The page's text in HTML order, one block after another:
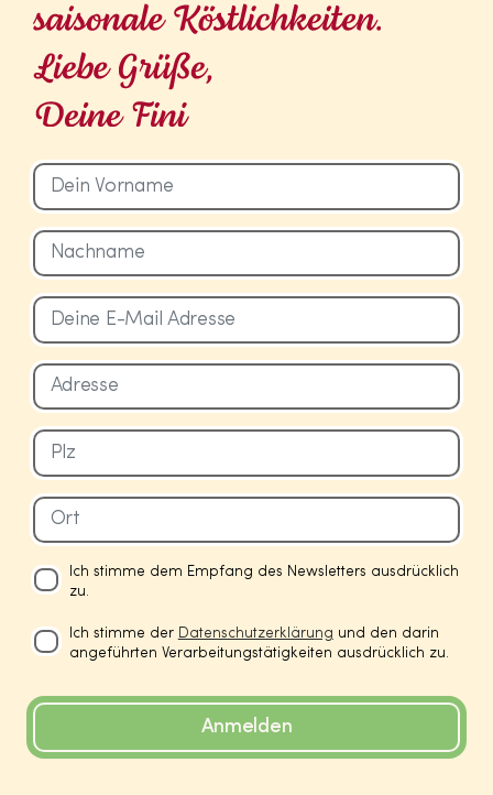
Ich stimme dem Empfang des Newsletters ausdrücklich
zu.
Ich stimme der Datenschutzerklärung und den darin
angeführten Verarbeitungstätigkeiten ausdrücklich zu.
Anmelden